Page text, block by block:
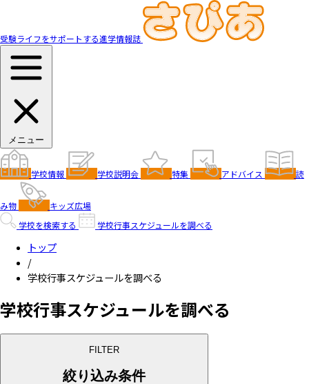
受験ライフをサポートする進学情報誌
メニュー
学校情報 学校説明会 特集 アドバイス 読
み物
キッズ広場
学校を検索する
学校行事スケジュールを調べる
トップ
/
学校行事スケジュールを調べる
学校行事スケジュールを調べる
FILTER
絞り込み条件